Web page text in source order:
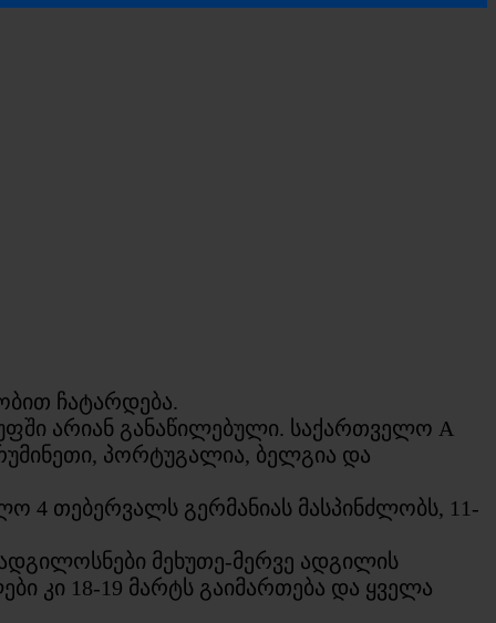
ჩატარდება.
არიან განაწილებული. საქართველო A
პორტუგალია, ბელგია და
4 თებერვალს გერმანიას მასპინძლობს, 11-
მეხუთე-მერვე ადგილის
კი 18-19 მარტს გაიმართება და ყველა